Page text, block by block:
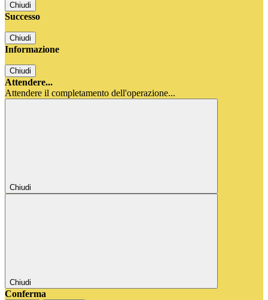
Chiudi
Successo
Chiudi
Informazione
Chiudi
Attendere...
Attendere il completamento dell'operazione...
Chiudi
Chiudi
Conferma